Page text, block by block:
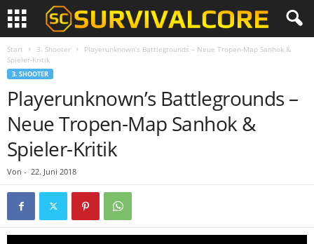
Start 3. Shooter
Playerunknown’s Battlegrounds – Neue Tropen-Map Sanhok &
Spieler-Kritik
3. SHOOTER
Playerunknown’s Battlegrounds –
Neue Tropen-Map Sanhok &
Spieler-Kritik
Von - 22. Juni 2018